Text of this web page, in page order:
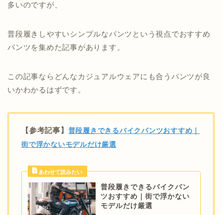
多いのですが、
普段履きしやすいシンプルなパンツという視点でおすすめ
パンツを集めた記事があります。
この記事ならどんなカジュアルウェアにも合うパンツが良
いかわかるはずです。
【参考記事】 普段履きできるバイクパンツおすすめ｜
街で浮かないモデルだけ厳選
普段履きできるバイクパン
ツおすすめ｜街で浮かない
モデルだけ厳選